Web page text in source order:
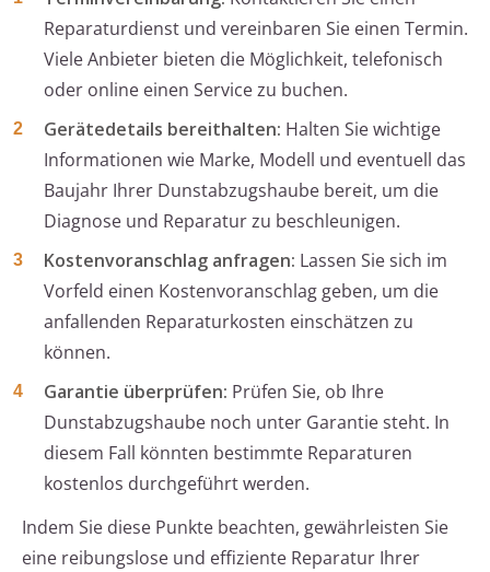
Reparaturdienst und vereinbaren Sie einen Termin.
Viele Anbieter bieten die Möglichkeit, telefonisch
oder online einen Service zu buchen.
Gerätedetails bereithalten: Halten Sie wichtige
Informationen wie Marke, Modell und eventuell das
Baujahr Ihrer Dunstabzugshaube bereit, um die
Diagnose und Reparatur zu beschleunigen.
Kostenvoranschlag anfragen: Lassen Sie sich im
Vorfeld einen Kostenvoranschlag geben, um die
anfallenden Reparaturkosten einschätzen zu
können.
Garantie überprüfen: Prüfen Sie, ob Ihre
Dunstabzugshaube noch unter Garantie steht. In
diesem Fall könnten bestimmte Reparaturen
kostenlos durchgeführt werden.
Indem Sie diese Punkte beachten, gewährleisten Sie
eine reibungslose und effiziente Reparatur Ihrer